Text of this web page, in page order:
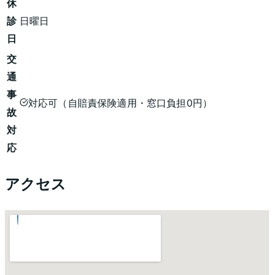
休
診
日
日曜日
交
通
事
故
対
応
対応可（自賠責保険適用・窓口負担0円）
アクセス